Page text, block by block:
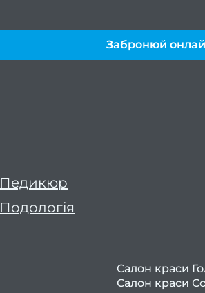
Забронюй
Педикюр
Подологія
Салон краси
Салон краси